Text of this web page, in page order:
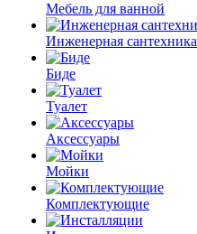
Мебель для ванной
Инженерная сантехника
Биде
Туалет
Аксессуары
Мойки
Комплектующие